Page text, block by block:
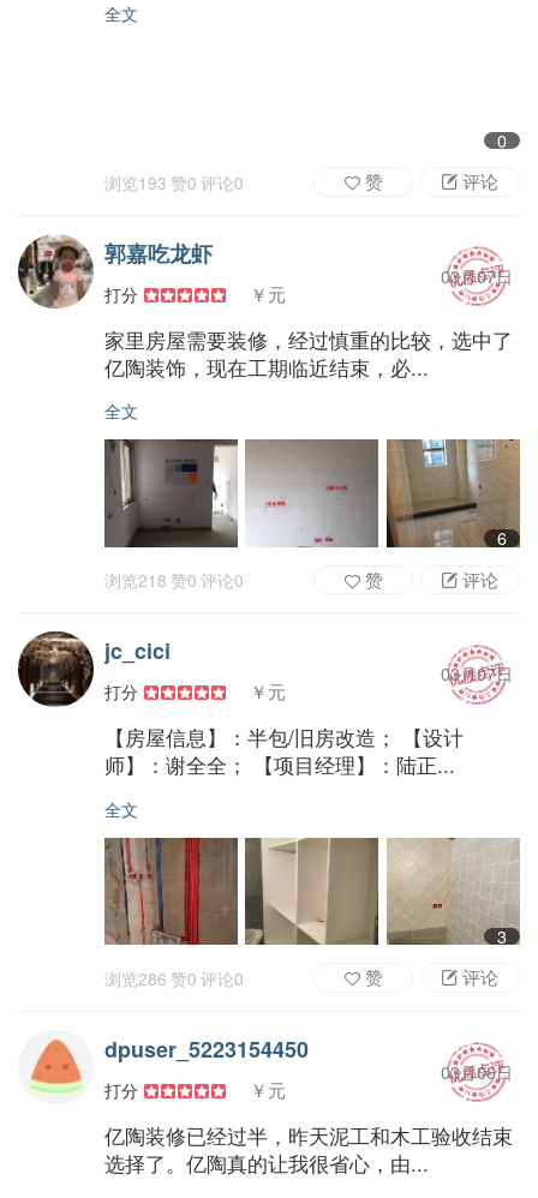
全文
0
浏览193 赞0 评论0 评论
赞
郭嘉吃龙虾
打分 ￥元
03月07日
家里房屋需要装修，经过慎重的比较，选中了
亿陶装饰，现在工期临近结束，必...
全文
6
浏览218 赞0 评论0 评论
赞
jc_cici
打分 ￥元
03月07日
【房屋信息】：半包/旧房改造； 【设计
师】：谢全全； 【项目经理】：陆正...
全文
3
浏览286 赞0 评论0 评论
赞
dpuser_5223154450
打分 ￥元
03月06日
亿陶装修已经过半，昨天泥工和木工验收结束
选择了。亿陶真的让我很省心，由...